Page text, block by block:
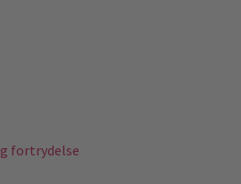
fortrydelse